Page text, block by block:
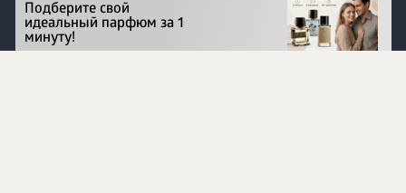
Перейти на сайт
Подберите свой
идеальный парфюм за 1
минуту!